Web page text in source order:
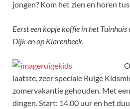
jongen? Kom het zien en horen
Eerst een kopje koffie in het Tuinhuis
Dijk en op Klarenbeek.
laatste, zeer speciale Ruige
zomervakantie gehouden. Met
dingen. Start: 14.00 uur en het